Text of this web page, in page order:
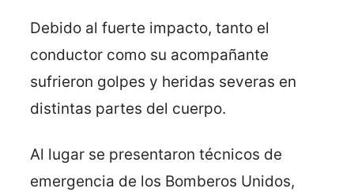
Debido al fuerte impacto, tanto el
conductor como su acompañante
sufrieron golpes y heridas severas en
distintas partes del cuerpo.
Al lugar se presentaron técnicos de
emergencia de los Bomberos Unidos,